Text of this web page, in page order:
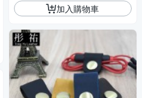
加入購物車